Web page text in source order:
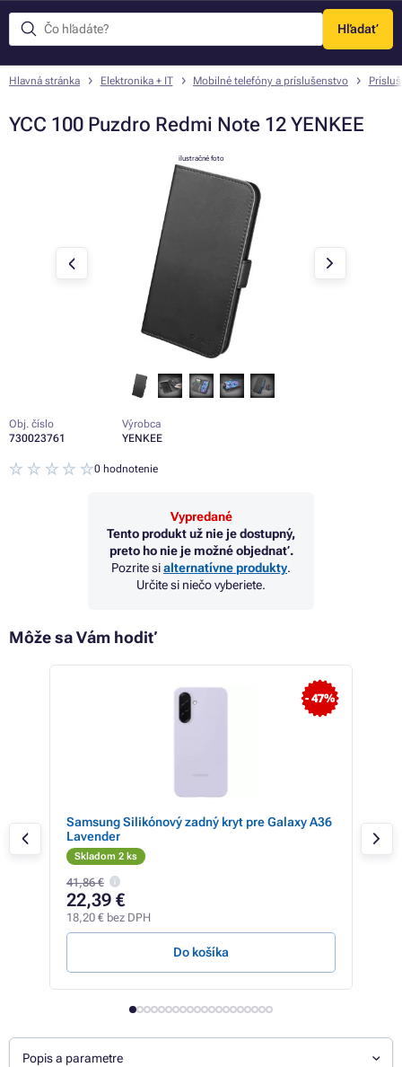
Hľadať
Menu
Hlavná stránka Elektronika + IT Mobilné telefóny a príslušenstvo
YCC 100 Puzdro Redmi Note 12 YENKEE
ilustračné foto
Obj. číslo
730023761
Výrobca
YENKEE
0 hodnotenie
Vypredané
Tento produkt už nie je dostupný,
preto ho nie je možné objednať.
Pozrite sialternatívne produkty.
Určite si niečo vyberiete.
Môže sa Vám hodiť
- 47%
Samsung Silikónový zadný kryt pre Galaxy A36
Lavender
Skladom 2 ks
41,86 €
22,39 €
18,20 € bez DPH
Do košíka
Popis a parametre